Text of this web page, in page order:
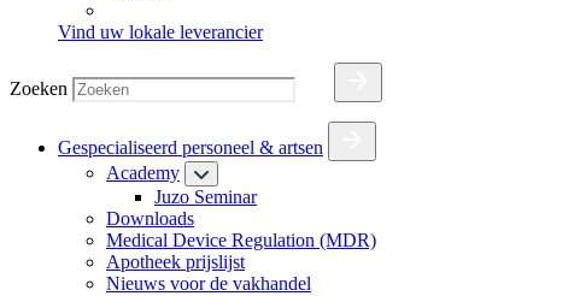
Vind uw lokale leverancier
Zoeken
Gespecialiseerd personeel & artsen
Academy
Juzo Seminar
Downloads
Medical Device Regulation (MDR)
Apotheek prijslijst
Nieuws voor de vakhandel